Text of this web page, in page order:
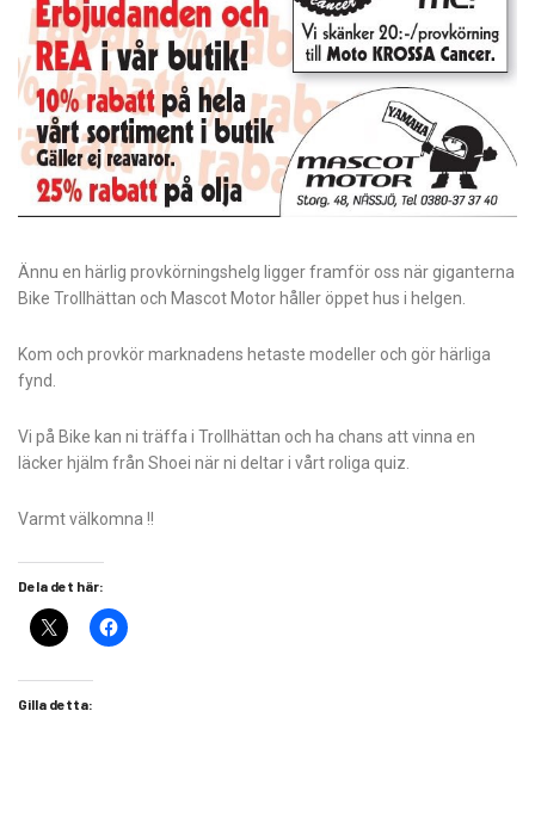
Ännu en härlig provkörningshelg ligger framför oss när giganterna
Bike Trollhättan och Mascot Motor håller öppet hus i helgen.
Kom och provkör marknadens hetaste modeller och gör härliga
fynd.
Vi på Bike kan ni träffa i Trollhättan och ha chans att vinna en
läcker hjälm från Shoei när ni deltar i vårt roliga quiz.
Varmt välkomna !!
Dela det här:
Gilla detta: